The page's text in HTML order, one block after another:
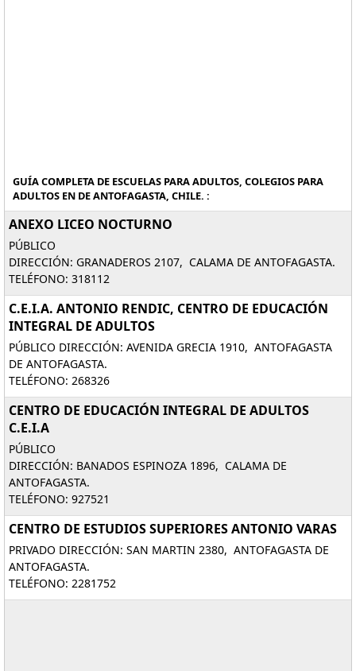
GUÍA COMPLETA DE ESCUELAS PARA ADULTOS, COLEGIOS PARA
ADULTOS EN DE ANTOFAGASTA, CHILE. :
ANEXO LICEO NOCTURNO
PÚBLICO
DIRECCIÓN: GRANADEROS 2107, CALAMA DE ANTOFAGASTA.
TELÉFONO: 318112
C.E.I.A. ANTONIO RENDIC, CENTRO DE EDUCACIÓN
INTEGRAL DE ADULTOS
PÚBLICO DIRECCIÓN: AVENIDA GRECIA 1910, ANTOFAGASTA
DE ANTOFAGASTA.
TELÉFONO: 268326
CENTRO DE EDUCACIÓN INTEGRAL DE ADULTOS
C.E.I.A
PÚBLICO
DIRECCIÓN: BANADOS ESPINOZA 1896, CALAMA DE
ANTOFAGASTA.
TELÉFONO: 927521
CENTRO DE ESTUDIOS SUPERIORES ANTONIO VARAS
PRIVADO DIRECCIÓN: SAN MARTIN 2380, ANTOFAGASTA DE
ANTOFAGASTA.
TELÉFONO: 2281752